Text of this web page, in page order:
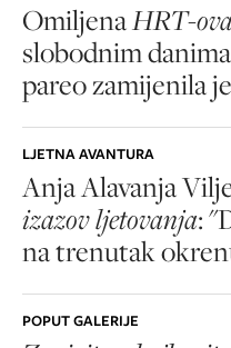
OmiljenaHRT-
slobodnim
pareo zamijenila je
LJETNA AVANTURA
Anja Alavanja
izazov ljetovanja:
na trenutak
POPUT GALERIJE